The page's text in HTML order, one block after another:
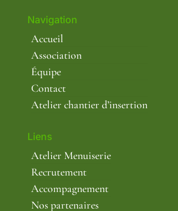
Navigation
Accueil
Association
Équipe
Contact
Atelier chantier d’insertion
Liens
Atelier Menuiserie
Recrutement
Accompagnement
Nos partenaires